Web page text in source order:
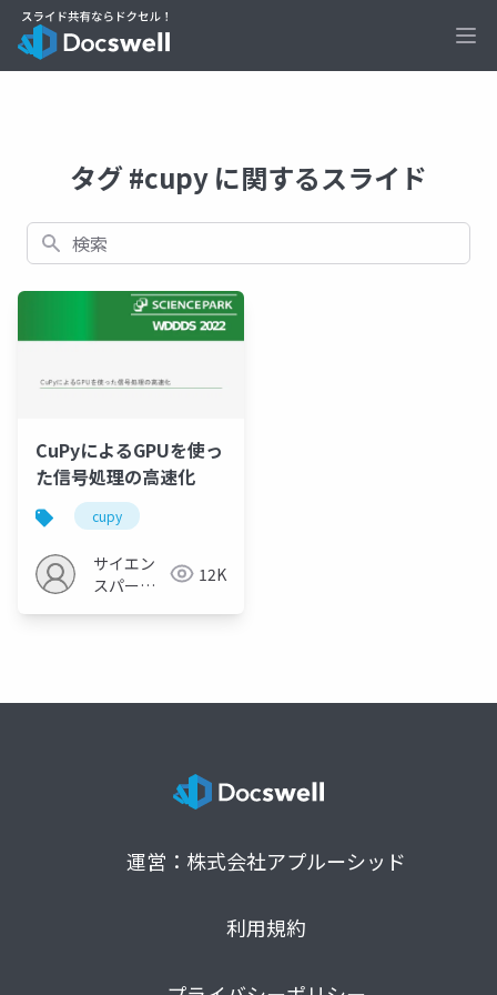
タグ #cupy に関するスライド
検索
CuPyによるGPUを使っ
た信号処理の高速化
cupy
サイエン
スパーク
12K
運営：株式会社アプルーシッド
利用規約